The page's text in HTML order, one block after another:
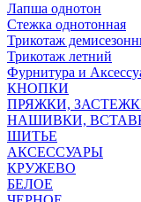
Лапша однотон
Стежка однотонная
Трикотаж
Трикотаж летний
Фурнитура и
КНОПКИ
ПРЯЖКИ,
НАШИВКИ,
ШИТЬЕ
АКСЕССУАРЫ
КРУЖЕВО
БЕЛОЕ